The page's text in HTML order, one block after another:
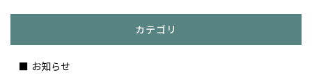
カテゴリ
お知らせ